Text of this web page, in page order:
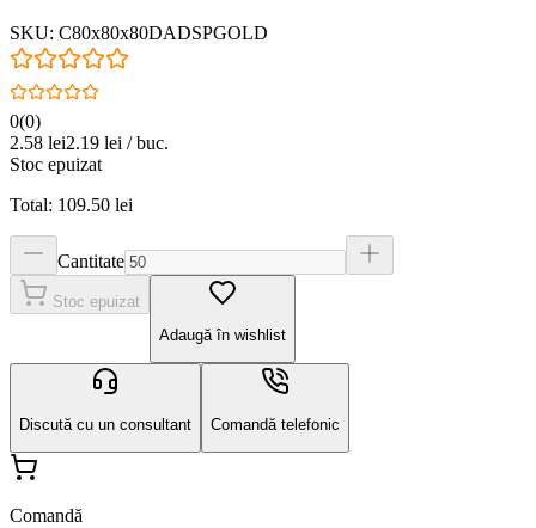
SKU: C80x80x80DADSPGOLD
0(0)
2.58 lei2.19 lei / buc.
Stoc epuizat
Total: 109.50 lei
Cantitate
Stoc epuizat
Adaugă în wishlist
Discută cu un consultant Comandă telefonic
Comandă